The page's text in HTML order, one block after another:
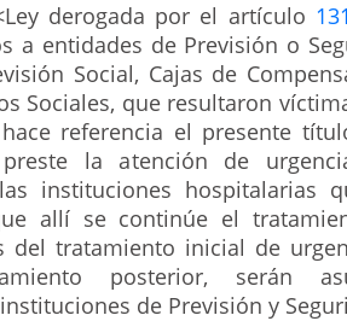
derogada por el artículo
a entidades de Previsión o
Social, Cajas de
Sociales, que resultaron
referencia el presente
la atención de
instituciones hospitalarias
allí se continúe el
del tratamiento inicial de
posterior, serán
de Previsión y